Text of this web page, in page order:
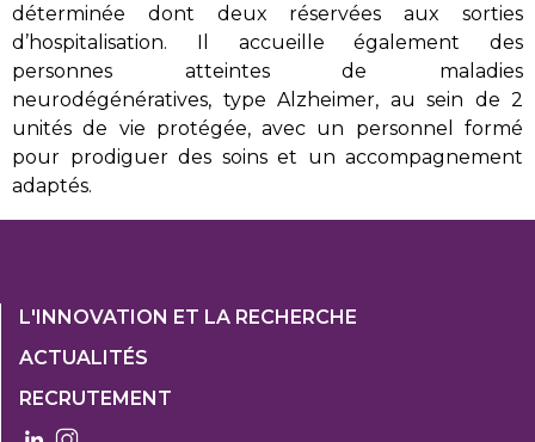
déterminée dont deux réservées aux sorties
d’hospitalisation. Il accueille également des
personnes atteintes de maladies
neurodégénératives, type Alzheimer, au sein de 2
unités de vie protégée, avec un personnel formé
pour prodiguer des soins et un accompagnement
adaptés.
Footer
1
Col
3
L'INNOVATION ET LA RECHERCHE
ACTUALITÉS
RECRUTEMENT